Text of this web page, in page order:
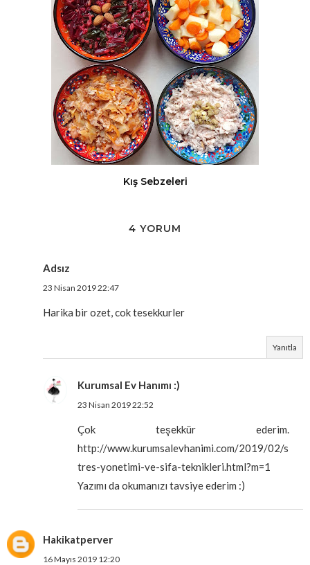
Kış Sebzeleri
4 YORUM
Adsız
23 Nisan 2019 22:47
Harika bir ozet, cok tesekkurler
Yanıtla
Kurumsal Ev Hanımı :)
23 Nisan 2019 22:52
Çok teşekkür ederim.
http://www.kurumsalevhanimi.com/2019/02/s
tres-yonetimi-ve-sifa-teknikleri.html?m=1
Yazımı da okumanızı tavsiye ederim :)
Hakikatperver
16 Mayıs 2019 12:20